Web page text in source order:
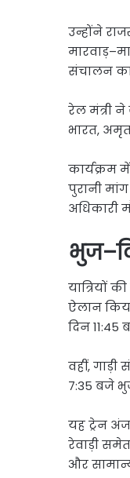
उन्होंने
संचालन का
रेल मंत्री
भारत,
कार्यक्रम
पुरानी
अधिकारी
यात्रियों
ऐलान
दिन 11:45
वहीं,
7:35 बजे
यह ट्रेन
रेवाड़ी
और